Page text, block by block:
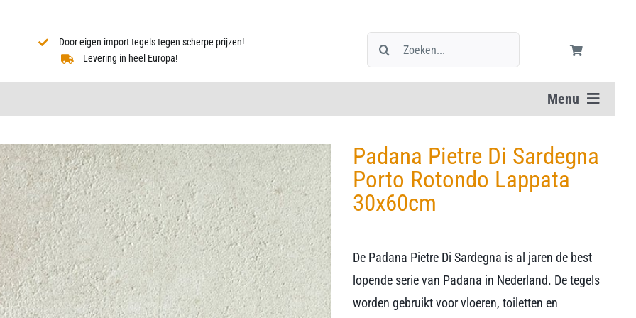
Door eigen import tegels tegen scherpe prijzen!
Levering in heel Europa!
Zoeken
naar:
Menu
Padana Pietre Di Sardegna
Porto Rotondo Lappata
30x60cm
De Padana Pietre Di Sardegna is al jaren de best
lopende serie van Padana in Nederland. De tegels
worden gebruikt voor vloeren, toiletten en